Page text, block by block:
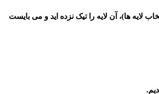
ها)، آن لایه را تیک نزده اید و می بایست